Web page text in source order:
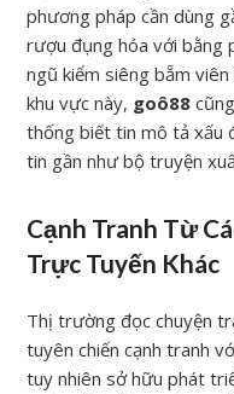
phương pháp cần dùng
rượu đụng hóa với bằng
ngũ kiểm siêng bẵm
khu vực này, goô88
thống biết tin mô tả xấu
tin gần như bộ truyện
Cạnh Tranh Từ
Trực Tuyến Khác
Thị trường đọc chuyện
tuyên chiến cạnh tranh
tuy nhiên sở hữu phát